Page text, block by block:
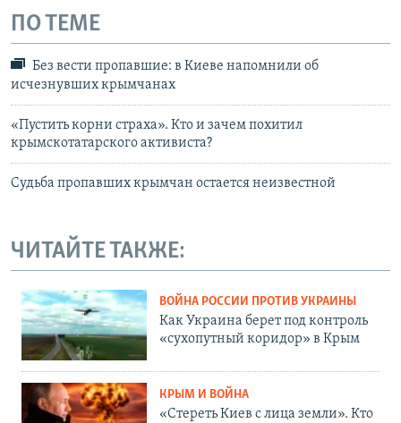
ПО ТЕМЕ
Без вести пропавшие: в Киеве напомнили об
исчезнувших крымчанах
«Пустить корни страха». Кто и зачем похитил
крымскотатарского активиста?
Судьба пропавших крымчан остается неизвестной
ЧИТАЙТЕ ТАКЖЕ:
ВОЙНА РОССИИ ПРОТИВ УКРАИНЫ
Как Украина берет под контроль
«сухопутный коридор» в Крым
КРЫМ И ВОЙНА
«Стереть Киев с лица земли». Кто